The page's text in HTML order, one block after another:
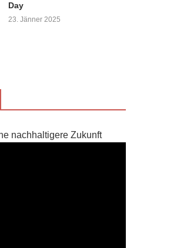
Day
23. Jänner 2025
nachhaltigere Zukunft